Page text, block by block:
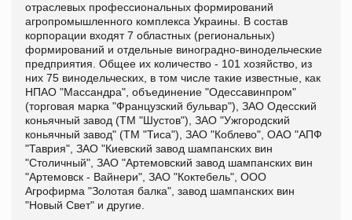
отраслевых профессиональных формирований
агропромышленного комплекса Украины. В состав
корпорации входят 7 областных (региональных)
формирований и отдельные виноградно-винодельческие
предприятия. Общее их количество - 101 хозяйство, из
них 75 винодельческих, в том числе такие известные, как
НПАО "Массандра", объединение "Одессавинпром"
(торговая марка "Французский бульвар"), ЗАО Одесский
коньячный завод (ТМ "Шустов"), ЗАО "Ужгородский
коньячный завод" (ТМ "Тиса"), ЗАО "Коблево", ОАО "АПФ
"Таврия", ЗАО "Киевский завод шампанских вин
"Столичный", ЗАО "Артемовский завод шампанских вин
"Артемовск - Вайнери", ЗАО "Коктебель", ООО
Агрофирма "Золотая балка", завод шампанских вин
"Новый Свет" и другие.